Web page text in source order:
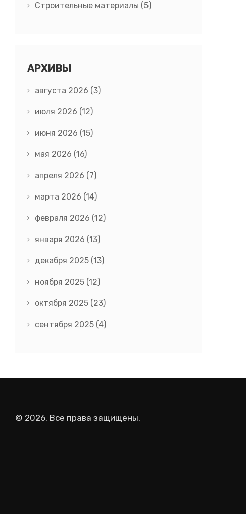
Строительные материалы (5)
АРХИВЫ
августа 2026 (3)
июля 2026 (12)
июня 2026 (15)
мая 2026 (16)
апреля 2026 (7)
марта 2026 (14)
февраля 2026 (12)
января 2026 (13)
декабря 2025 (13)
ноября 2025 (12)
октября 2025 (23)
сентября 2025 (4)
© 2026. Все права защищены.